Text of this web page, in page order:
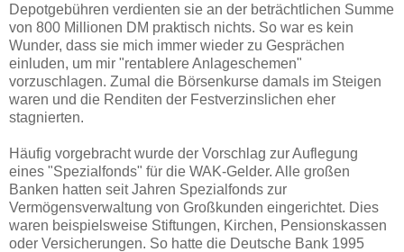
Depotgebühren verdienten sie an der beträchtlichen Summe
von 800 Millionen DM praktisch nichts. So war es kein
Wunder, dass sie mich immer wieder zu Gesprächen
einluden, um mir "rentablere Anlageschemen"
vorzuschlagen. Zumal die Börsenkurse damals im Steigen
waren und die Renditen der Festverzinslichen eher
stagnierten.
Häufig vorgebracht wurde der Vorschlag zur Auflegung
eines "Spezialfonds" für die WAK-Gelder. Alle großen
Banken hatten seit Jahren Spezialfonds zur
Vermögensverwaltung von Großkunden eingerichtet. Dies
waren beispielsweise Stiftungen, Kirchen, Pensionskassen
oder Versicherungen. So hatte die Deutsche Bank 1995